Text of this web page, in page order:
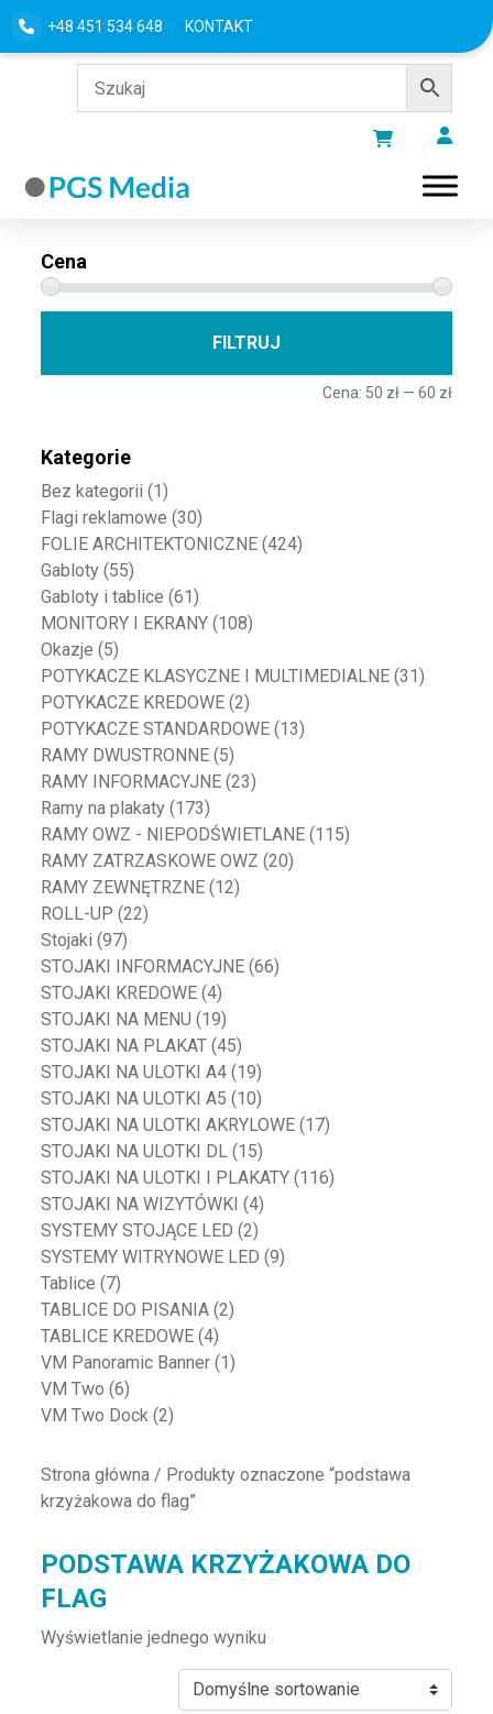
+48 451 534 648 KONTAKT
Filtru według
Cena
FILTRUJ
Cena: 50 zł— 60 zł
Kategorie
Bez kategorii (1)
Flagi reklamowe (30)
FOLIE ARCHITEKTONICZNE (424)
Gabloty (55)
Gabloty i tablice (61)
MONITORY I EKRANY (108)
Okazje (5)
POTYKACZE KLASYCZNE I MULTIMEDIALNE (31)
POTYKACZE KREDOWE (2)
POTYKACZE STANDARDOWE (13)
RAMY DWUSTRONNE (5)
RAMY INFORMACYJNE (23)
Ramy na plakaty (173)
RAMY OWZ - NIEPODŚWIETLANE (115)
RAMY ZATRZASKOWE OWZ (20)
RAMY ZEWNĘTRZNE (12)
ROLL-UP (22)
Stojaki (97)
STOJAKI INFORMACYJNE (66)
STOJAKI KREDOWE (4)
STOJAKI NA MENU (19)
STOJAKI NA PLAKAT (45)
STOJAKI NA ULOTKI A4 (19)
STOJAKI NA ULOTKI A5 (10)
STOJAKI NA ULOTKI AKRYLOWE (17)
STOJAKI NA ULOTKI DL (15)
STOJAKI NA ULOTKI I PLAKATY (116)
STOJAKI NA WIZYTÓWKI (4)
SYSTEMY STOJĄCE LED (2)
SYSTEMY WITRYNOWE LED (9)
Tablice (7)
TABLICE DO PISANIA (2)
TABLICE KREDOWE (4)
VM Panoramic Banner (1)
VM Two (6)
VM Two Dock (2)
Strona główna / Produkty oznaczone “podstawa
krzyżakowa do flag”
PODSTAWA KRZYŻAKOWA DO
FLAG
Wyświetlanie jednego wyniku